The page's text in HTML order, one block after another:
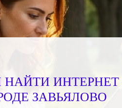
ИНТЕРНЕТ
ЗАВЬЯЛОВО